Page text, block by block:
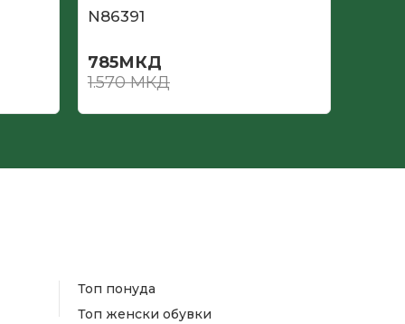
N86391
785МКД
1.570МКД
Топ понуда
Топ женски обувки